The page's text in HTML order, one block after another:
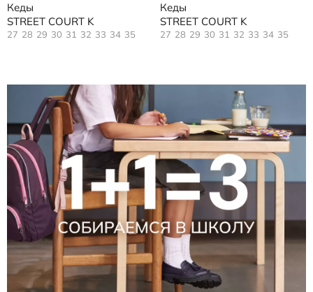
Кеды
STREET COURT K
27 28 29 30 31 32 33 34 35
Кеды
STREET COURT K
27 28 29 30 31 32 33 34 35